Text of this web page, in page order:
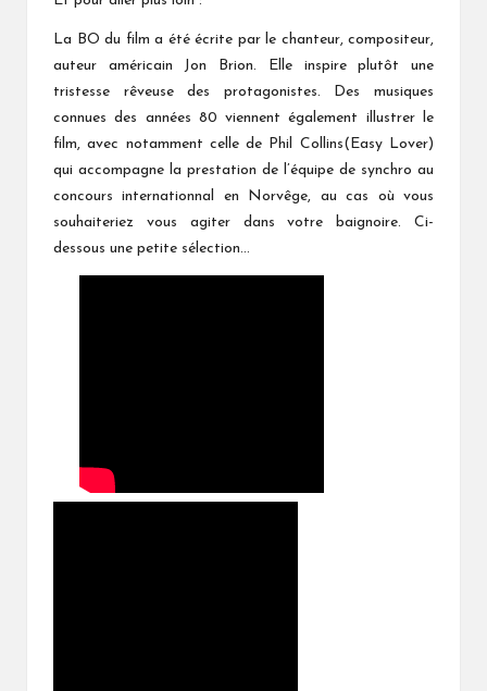
La BO du film a été écrite par le chanteur, compositeur,
auteur américain Jon Brion. Elle inspire plutôt une
tristesse rêveuse des protagonistes. Des musiques
connues des années 80 viennent également illustrer le
film, avec notamment celle de Phil Collins(Easy Lover)
qui accompagne la prestation de l’équipe de synchro au
concours internationnal en Norvêge, au cas où vous
souhaiteriez vous agiter dans votre baignoire. Ci-
dessous une petite sélection…